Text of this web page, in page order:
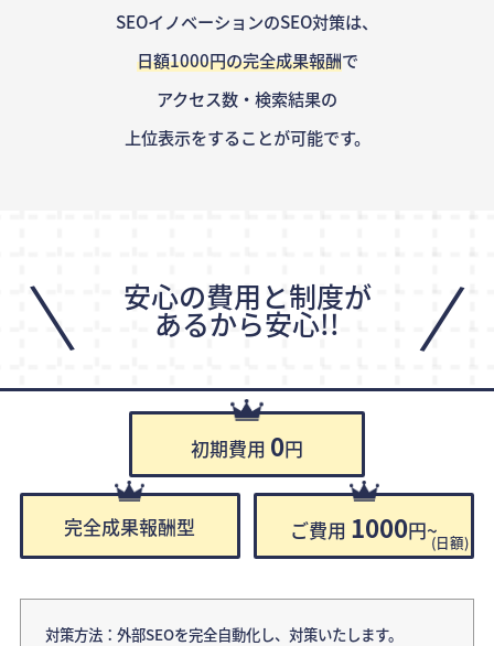
SEOイノベーションのSEO対策は、
日額1000円の完全成果報酬で
アクセス数・検索結果の
上位表示をすることが可能です。
\ 安心の費用と制度が
あるから安心!! /
初期費用 0円
完全成果報酬型 ご費用 1000円~(日額)
対策方法：外部SEOを完全自動化し、対策いたします。